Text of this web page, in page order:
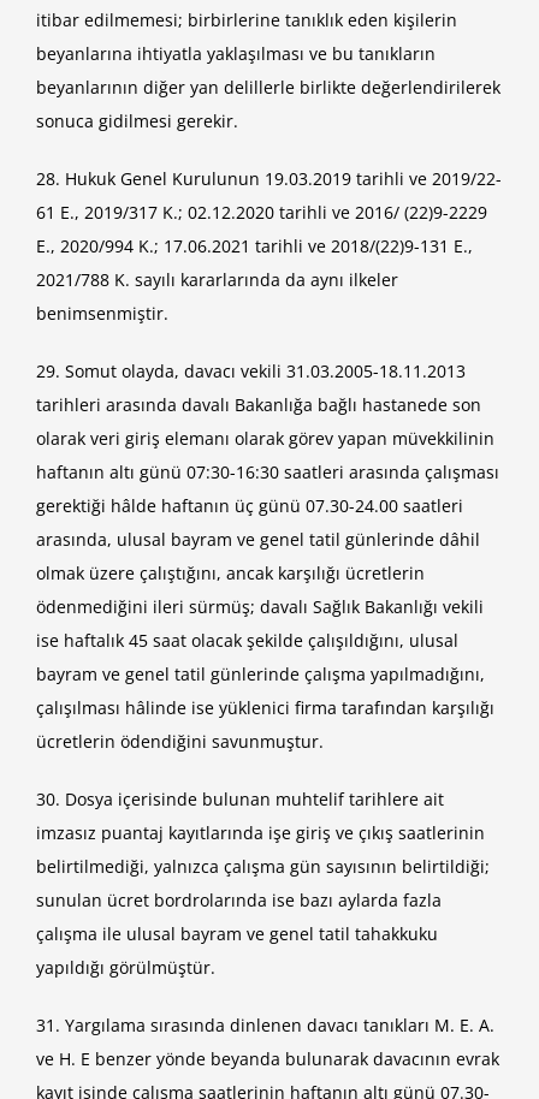
itibar edilmemesi; birbirlerine tanıklık eden kişilerin
beyanlarına ihtiyatla yaklaşılması ve bu tanıkların
beyanlarının diğer yan delillerle birlikte değerlendirilerek
sonuca gidilmesi gerekir.
28. Hukuk Genel Kurulunun 19.03.2019 tarihli ve 2019/22-
61 E., 2019/317 K.; 02.12.2020 tarihli ve 2016/ (22)9-2229
E., 2020/994 K.; 17.06.2021 tarihli ve 2018/(22)9-131 E.,
2021/788 K. sayılı kararlarında da aynı ilkeler
benimsenmiştir.
29. Somut olayda, davacı vekili 31.03.2005-18.11.2013
tarihleri arasında davalı Bakanlığa bağlı hastanede son
olarak veri giriş elemanı olarak görev yapan müvekkilinin
haftanın altı günü 07:30-16:30 saatleri arasında çalışması
gerektiği hâlde haftanın üç günü 07.30-24.00 saatleri
arasında, ulusal bayram ve genel tatil günlerinde dâhil
olmak üzere çalıştığını, ancak karşılığı ücretlerin
ödenmediğini ileri sürmüş; davalı Sağlık Bakanlığı vekili
ise haftalık 45 saat olacak şekilde çalışıldığını, ulusal
bayram ve genel tatil günlerinde çalışma yapılmadığını,
çalışılması hâlinde ise yüklenici firma tarafından karşılığı
ücretlerin ödendiğini savunmuştur.
30. Dosya içerisinde bulunan muhtelif tarihlere ait
imzasız puantaj kayıtlarında işe giriş ve çıkış saatlerinin
belirtilmediği, yalnızca çalışma gün sayısının belirtildiği;
sunulan ücret bordrolarında ise bazı aylarda fazla
çalışma ile ulusal bayram ve genel tatil tahakkuku
yapıldığı görülmüştür.
31. Yargılama sırasında dinlenen davacı tanıkları M. E. A.
ve H. E benzer yönde beyanda bulunarak davacının evrak
kayıt işinde çalışma saatlerinin haftanın altı günü 07.30-